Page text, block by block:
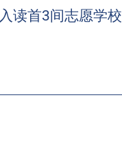
入读首3间志愿学校